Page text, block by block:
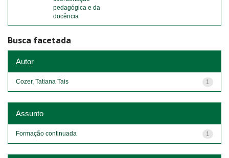
pedagógica e da
docência
Busca facetada
Autor
1
Cozer, Tatiana Tais
Assunto
1
Formação continuada